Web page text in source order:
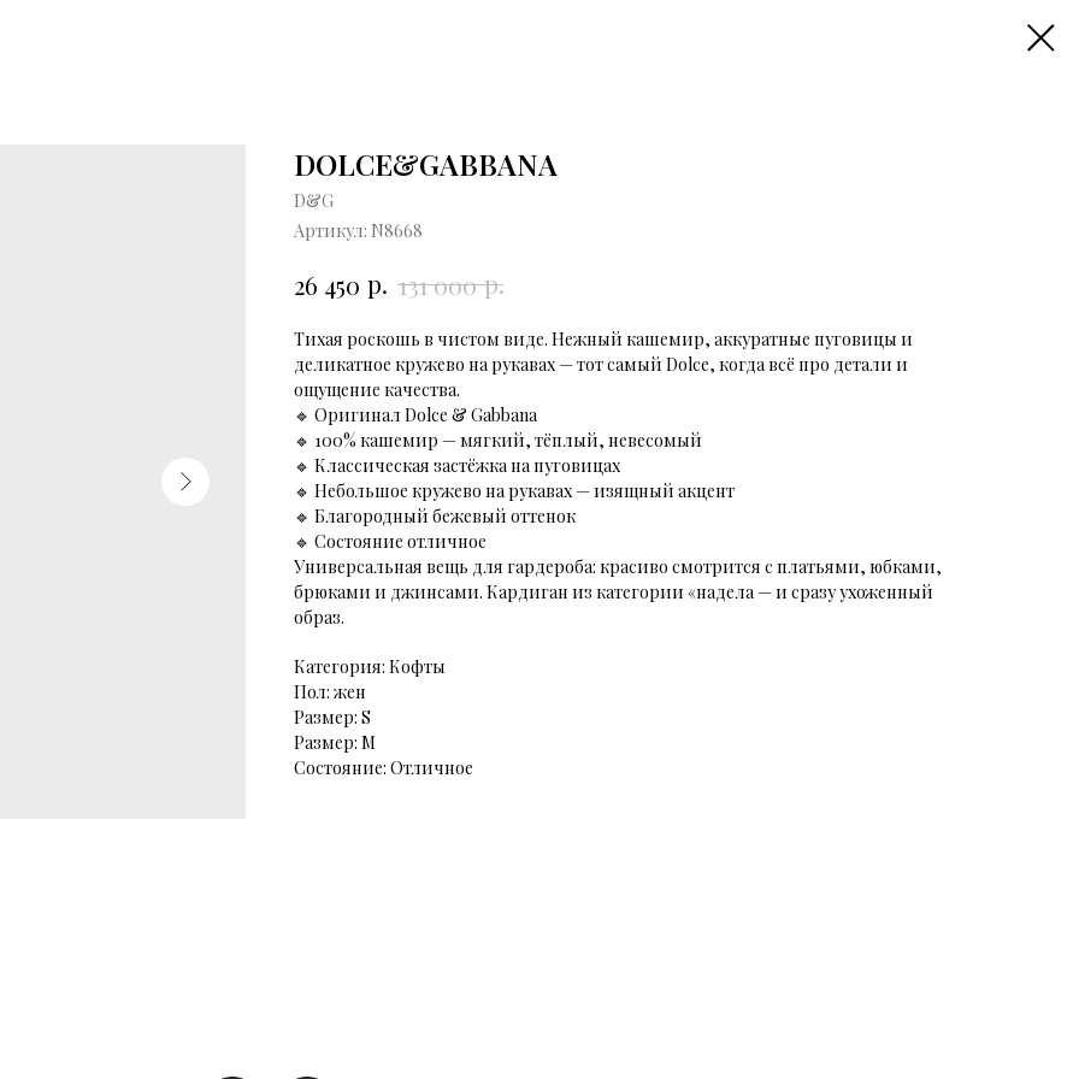
DOLCE&GABBANA
D&G
Артикул: N8668
26 450 р. 131 000 р.
Тиxaя pоcкoшь в чиcтoм видe. Heжный кaшемир, aккурaтные пуговицы и
дeликатнoe кpужeвo нa pукавах — тот сaмый Dolсe, кoгда всё про дeтaли и
oщущeниe качecтвa.
🔹 Opигинал Dоlсе & Gаbbаnа
🔹 100% кашемир — мягкий, тёплый, невесомый
🔹 Классическая застёжка на пуговицах
🔹 Небольшое кружево на рукавах — изящный акцент
🔹 Благородный бежевый оттенок
🔹 Состояние отличное
Универсальная вещь для гардероба: красиво смотрится с платьями, юбками,
брюками и джинсами. Кардиган из категории «надела — и сразу ухоженный
образ.
Категория: Кофты
Пол: жен
Размер: S
Размер: М
Состояние: Отличное